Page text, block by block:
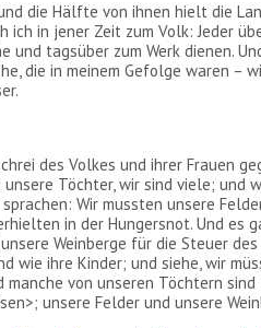
die Hälfte von ihnen hielt die
ich in jener Zeit zum Volk: Jeder
und tagsüber zum Werk dienen.
die in meinem Gefolge waren –
des Volkes und ihrer Frauen
Töchter, wir sind viele; und
Wir mussten unsere
in der Hungersnot. Und es
Weinberge für die Steuer
wie ihre Kinder; und siehe, wir
von unseren Töchtern
unsere Felder und unsere